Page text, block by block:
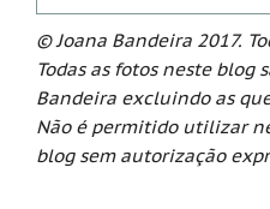
© Joana Bandeira 2017.
Todas as fotos neste blog
Bandeira excluindo as
Não é permitido utilizar
blog sem autorização